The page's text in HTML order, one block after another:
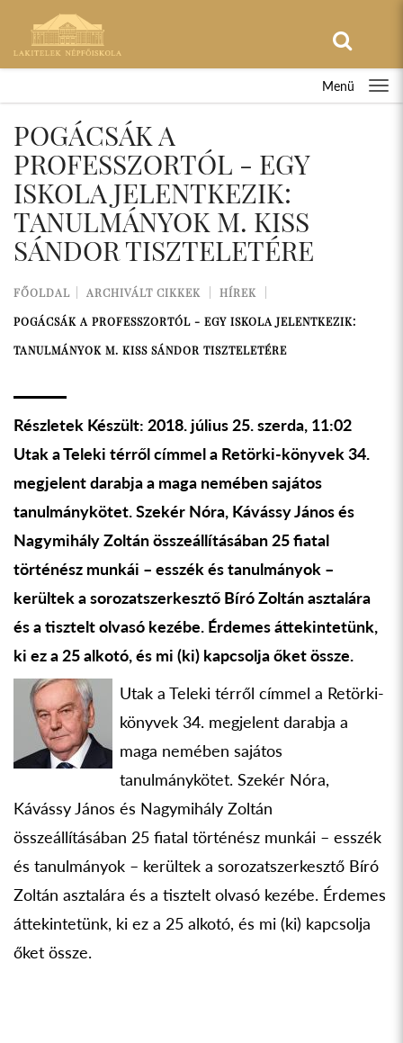
Menü
POGÁCSÁK A
PROFESSZORTÓL - EGY
ISKOLA JELENTKEZIK:
TANULMÁNYOK M. KISS
SÁNDOR TISZTELETÉRE
FŐOLDAL ARCHIVÁLT CIKKEK
HÍREK
POGÁCSÁK A PROFESSZORTÓL - EGY ISKOLA JELENTKEZIK:
TANULMÁNYOK M. KISS SÁNDOR TISZTELETÉRE
Részletek Készült: 2018. július 25. szerda, 11:02
Utak a Teleki térről címmel a Retörki-könyvek 34.
megjelent darabja a maga nemében sajátos
tanulmánykötet. Szekér Nóra, Kávássy János és
Nagymihály Zoltán összeállításában 25 fiatal
történész munkái – esszék és tanulmányok –
kerültek a sorozatszerkesztő Bíró Zoltán asztalára
és a tisztelt olvasó kezébe. Érdemes áttekintetünk,
ki ez a 25 alkotó, és mi (ki) kapcsolja őket össze.
Utak a Teleki térről címmel a Retörki-
könyvek 34. megjelent darabja a
maga nemében sajátos
tanulmánykötet. Szekér Nóra,
Kávássy János és Nagymihály Zoltán
összeállításában 25 fiatal történész munkái – esszék
és tanulmányok – kerültek a sorozatszerkesztő Bíró
Zoltán asztalára és a tisztelt olvasó kezébe. Érdemes
áttekintetünk, ki ez a 25 alkotó, és mi (ki) kapcsolja
őket össze.